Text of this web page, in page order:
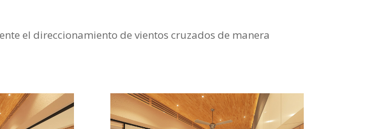
el direccionamiento de vientos cruzados de manera